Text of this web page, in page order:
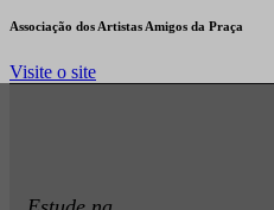
Associação dos Artistas Amigos da Praça
Visite o site